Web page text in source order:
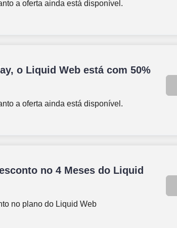
a oferta ainda está disponível.
o Liquid Web está com 50%
a oferta ainda está disponível.
no 4 Meses do Liquid
no plano do Liquid Web